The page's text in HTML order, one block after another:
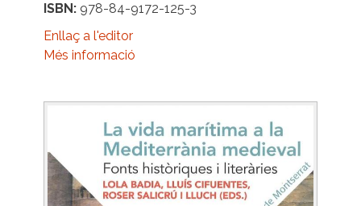
ISBN 978-84-9172-125-3
Enllaç a l'editor
Més informació